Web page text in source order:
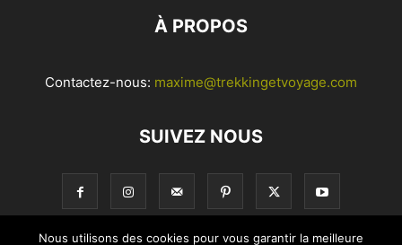
À PROPOS
Contactez-nous: maxime@trekkingetvoyage.com
SUIVEZ NOUS
Nous utilisons des cookies pour vous garantir la meilleure